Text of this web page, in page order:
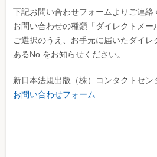
下記お問い合わせフォームよりご連絡
お問い合わせの種類「ダイレクトメー
ご選択のうえ、お手元に届いたダイレ
あるNo.をお知らせください。
新日本法規出版（株）コンタクトセン
お問い合わせフォーム